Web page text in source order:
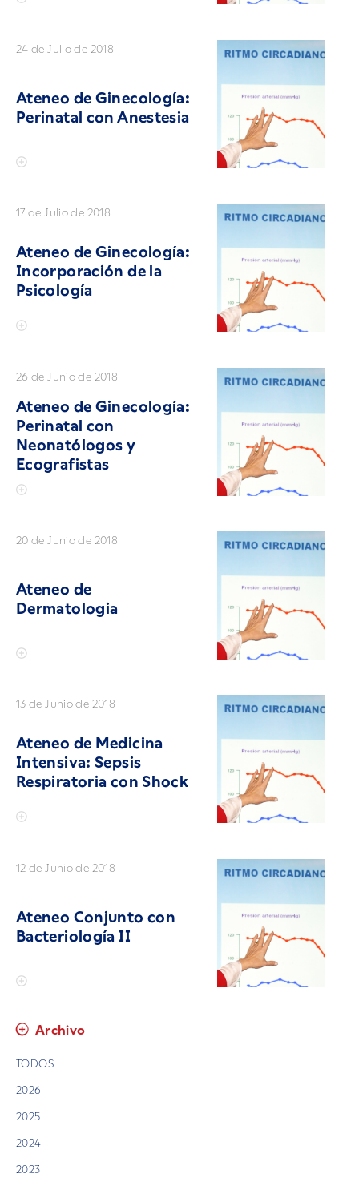
24 de Julio de 2018
Ateneo de Ginecología:
Perinatal con Anestesia
17 de Julio de 2018
Ateneo de Ginecología:
Incorporación de la
Psicología
26 de Junio de 2018
Ateneo de Ginecología:
Perinatal con
Neonatólogos y
Ecografistas
20 de Junio de 2018
Ateneo de
Dermatologia
13 de Junio de 2018
Ateneo de Medicina
Intensiva: Sepsis
Respiratoria con Shock
12 de Junio de 2018
Ateneo Conjunto con
Bacteriología II
Archivo
TODOS
2026
2025
2024
2023